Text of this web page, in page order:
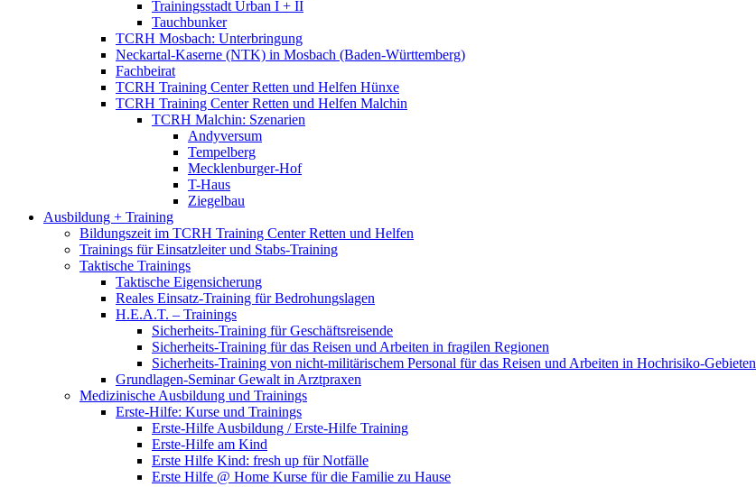
Trainingsstadt Urban I + II
Tauchbunker
TCRH Mosbach: Unterbringung
Neckartal-Kaserne (NTK) in Mosbach (Baden-Württemberg)
Fachbeirat
TCRH Training Center Retten und Helfen Hünxe
TCRH Training Center Retten und Helfen Malchin
TCRH Malchin: Szenarien
Andyversum
Tempelberg
Mecklenburger-Hof
T-Haus
Ziegelbau
Ausbildung + Training
Bildungszeit im TCRH Training Center Retten und Helfen
Trainings für Einsatzleiter und Stabs-Training
Taktische Trainings
Taktische Eigensicherung
Reales Einsatz-Training für Bedrohungslagen
H.E.A.T. – Trainings
Sicherheits-Training für Geschäftsreisende
Sicherheits-Training für das Reisen und Arbeiten in fragilen Regionen
Sicherheits-Training von nicht-militärischem Personal für das Reisen und Arbeiten in Hochrisiko-Gebieten
Grundlagen-Seminar Gewalt in Arztpraxen
Medizinische Ausbildung und Trainings
Erste-Hilfe: Kurse und Trainings
Erste-Hilfe Ausbildung / Erste-Hilfe Training
Erste-Hilfe am Kind
Erste Hilfe Kind: fresh up für Notfälle
Erste Hilfe @ Home Kurse für die Familie zu Hause